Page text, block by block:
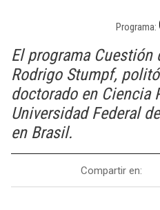
Programa:
El programa
Rodrigo Stumpf,
doctorado en Ciencia
Universidad Federal
en Brasil.
Compartir en: